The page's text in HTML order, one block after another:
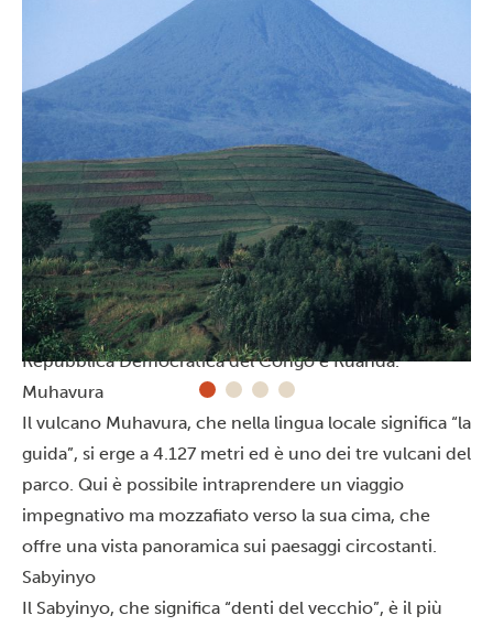
Maestosità vulcanica
I tre vulcani del parco appartengono ai famosi
Monti
Virunga, che comprendono otto vulcani in Uganda,
Repubblica Democratica del Congo e Ruanda.
Muhavura
Il vulcano Muhavura, che nella lingua locale significa “la
guida”, si erge a 4.127 metri ed è uno dei tre vulcani del
parco. Qui è possibile intraprendere un viaggio
impegnativo ma mozzafiato verso la sua cima, che
offre una vista panoramica sui paesaggi circostanti.
Sabyinyo
Il Sabyinyo, che significa “denti del vecchio”, è il più